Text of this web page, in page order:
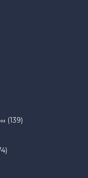
(139)